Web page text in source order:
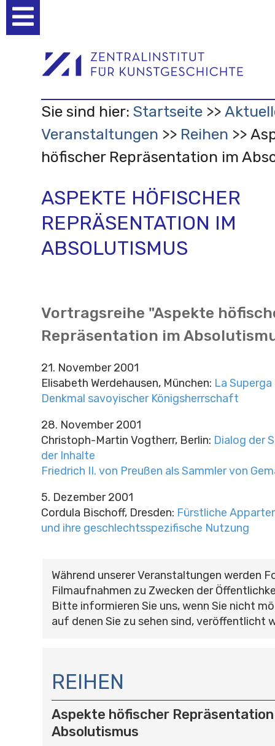
Werkzeuge
Sie sind hier: Startseite
Veranstaltungen
Reihen
höfischer Repräsentation im
ASPEKTE HÖFISCHER
REPRÄSENTATION IM
ABSOLUTISMUS
Vortragsreihe "Aspekte
Repräsentation im
21. November 2001
Elisabeth Werdehausen, München: La
Denkmal savoyischer Königsherrschaft
28. November 2001
Christoph-Martin Vogtherr, Berlin: Dialog der
der Inhalte
Friedrich II. von Preußen als Sammler von
5. Dezember 2001
Cordula Bischoff, Dresden: Fürstliche
und ihre geschlechtsspezifische Nutzung
Während unserer Veranstaltungen werden
Filmaufnahmen zu Zwecken der
Bitte informieren Sie uns, wenn Sie nicht
auf denen Sie zu sehen sind, veröffentlicht
A
V
I
G
A
REIHEN
Aspekte höfischer
Absolutismus